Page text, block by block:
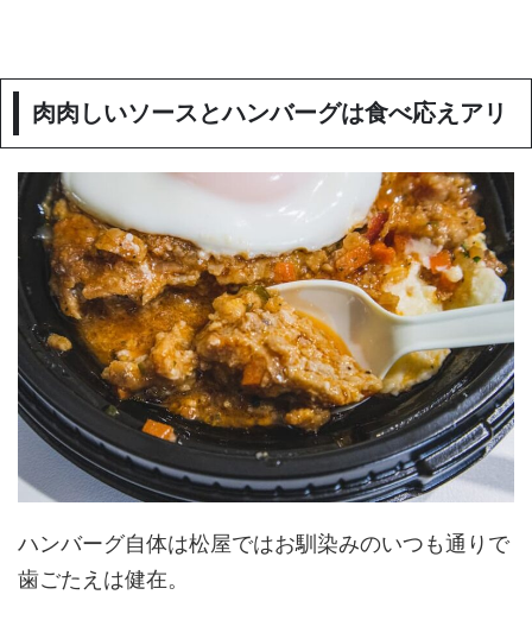
肉肉しいソースとハンバーグは食べ応えアリ
ハンバーグ自体は松屋ではお馴染みのいつも通りで
歯ごたえは健在。